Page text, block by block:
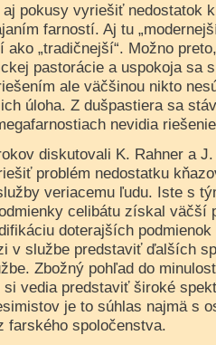
aj pokusy vyriešiť nedostatok
farností. Aj tu
„tradičnejší“. Možno
pastorácie a uspokoja sa
ale väčšinou nikto
úloha. Z dušpastiera sa
nevidia
diskutovali K. Rahner a
problém nedostatku
veriacemu ľudu. Iste s
celibátu získal väčší
doterajších
v službe predstaviť ďalších
Zbožný pohľad do
si vedia predstaviť široké
je to súhlas najmä s
farského spoločenstva.